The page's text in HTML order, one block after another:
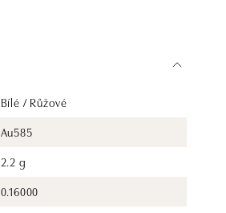
Bílé / Růžové
Au585
2.2 g
0.16000